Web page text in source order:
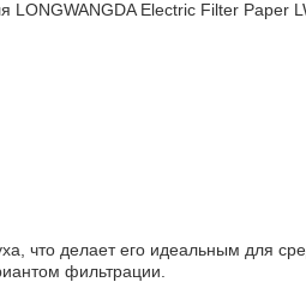
LONGWANGDA Electric Filter Paper
что делает его идеальным для
фильтрации.